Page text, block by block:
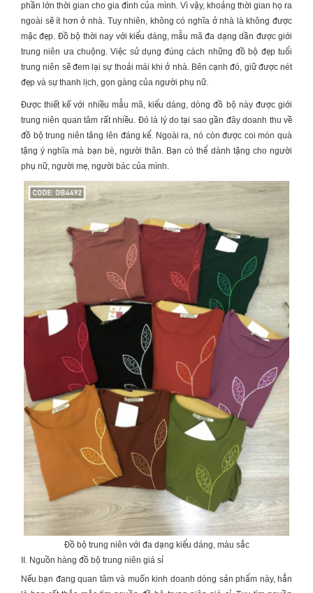
phần lớn thời gian cho gia đình của mình. Vì vậy, khoảng thời gian họ ra
ngoài sẽ ít hơn ở nhà. Tuy nhiên, không có nghĩa ở nhà là không được
mặc đẹp. Đồ bộ thời nay với kiểu dáng, mẫu mã đa dạng dần được giới
trung niên ưa chuộng. Việc sử dụng đúng cách những đồ bộ đẹp tuổi
trung niên sẽ đem lại sự thoải mái khi ở nhà. Bên cạnh đó, giữ được nét
đẹp và sự thanh lịch, gọn gàng của người phụ nữ.
Được thiết kế với nhiều mẫu mã, kiểu dáng, dòng đồ bộ này được giới
trung niên quan tâm rất nhiều. Đó là lý do tại sao gần đây doanh thu về
đồ bộ trung niên tăng lên đáng kể. Ngoài ra, nó còn được coi món quà
tặng ý nghĩa mà bạn bè, người thân. Bạn có thể dành tặng cho người
phụ nữ, người mẹ, người bác của mình.
Đồ bộ trung niên với đa dạng kiểu dáng, màu sắc
II. Nguồn hàng đồ bộ trung niên giá sỉ
Nếu bạn đang quan tâm và muốn kinh doanh dòng sản phẩm này, hẳn